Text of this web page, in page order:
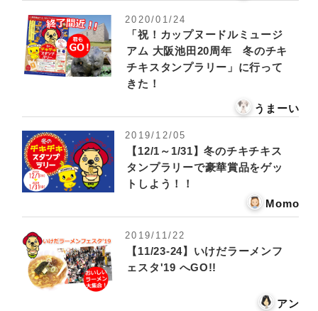
2020/01/24
「祝！カップヌードルミュージ
アム 大阪池田20周年 冬のチキ
チキスタンプラリー」に行って
きた！
うまーい
2019/12/05
【12/1～1/31】冬のチキチキス
タンプラリーで豪華賞品をゲッ
トしよう！！
Momo
2019/11/22
【11/23-24】いけだラーメンフ
ェスタ'19 へGO!!
アン